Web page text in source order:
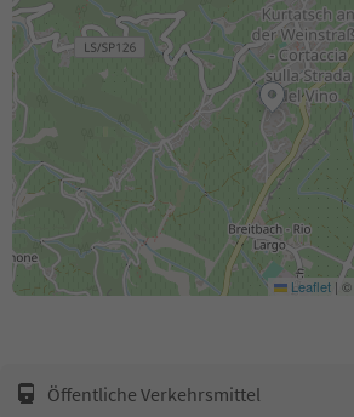
Leaflet | ©
Öffentliche Verkehrsmittel